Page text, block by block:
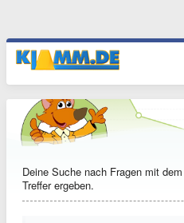
Deine Suche nach Fragen mit
Treffer ergeben.